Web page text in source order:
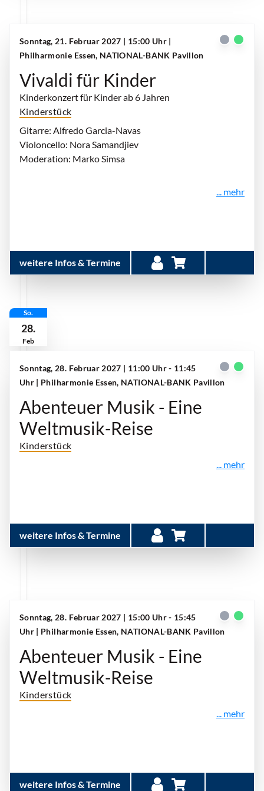
Sonntag, 21. Februar 2027 | 15:00 Uhr |
Philharmonie Essen, NATIONAL-BANK Pavillon
Vivaldi für Kinder
Kinderkonzert für Kinder ab 6 Jahren
Kinderstück
Gitarre: Alfredo Garcia-Navas
Violoncello: Nora Samandjiev
Moderation: Marko Simsa
... mehr
weitere Infos & Termine
So.
28.
Feb
Sonntag, 28. Februar 2027 | 11:00 Uhr - 11:45
Uhr | Philharmonie Essen, NATIONAL-BANK Pavillon
Abenteuer Musik - Eine
Weltmusik-Reise
Kinderstück
... mehr
weitere Infos & Termine
Sonntag, 28. Februar 2027 | 15:00 Uhr - 15:45
Uhr | Philharmonie Essen, NATIONAL-BANK Pavillon
Abenteuer Musik - Eine
Weltmusik-Reise
Kinderstück
... mehr
weitere Infos & Termine